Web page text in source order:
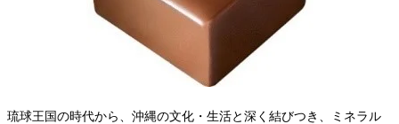
琉球王国の時代から、沖縄の文化・生活と深く結びつき、ミネラル